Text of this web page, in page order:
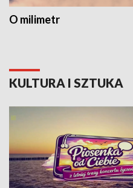
O milimetr
KULTURA I SZTUKA